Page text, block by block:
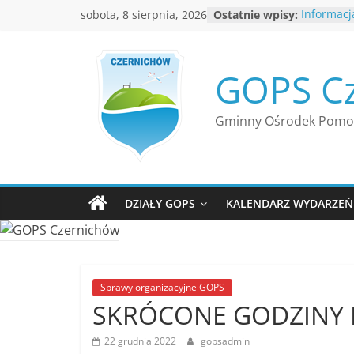
sobota, 8 sierpnia, 2026 Ostatnie wpisy:
Ośrodka
GOPS
Gminny Ośrodek
DZIAŁY GOPS KALENDARZ WYDARZEŃ
Sprawy organizacyjne GOPS
SKRÓCONE GODZINY
22 grudnia 2022 gopsadmin